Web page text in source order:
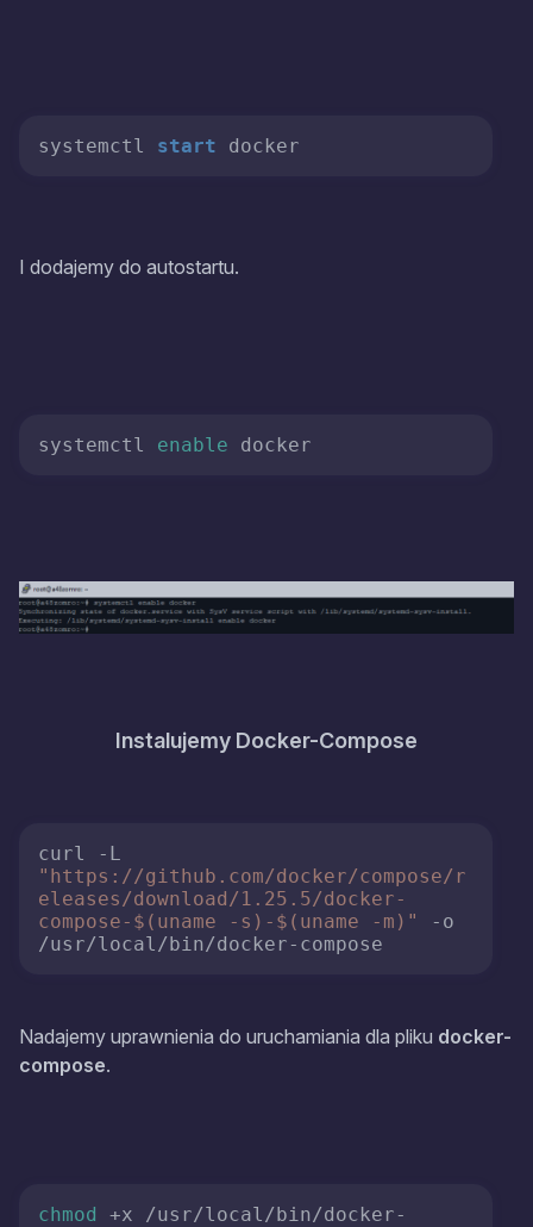
systemctl start
I dodajemy do autostartu.
systemctl enable
Instalujemy Docker-Compose
"https://github.com/docker/compose/r
eleases/download/1.25.5/docker-
compose- $(uname -s) - $(uname -m) "
-o
Nadajemy uprawnienia do uruchamiania dla pliku docker-
compose.
chmod
+x /usr/local/bin/docker-